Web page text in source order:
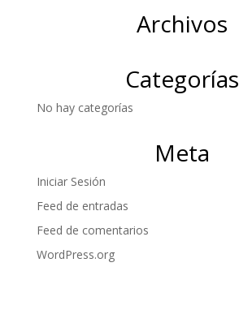
Archivos
Categorías
No hay categorías
Meta
Iniciar Sesión
Feed de entradas
Feed de comentarios
WordPress.org